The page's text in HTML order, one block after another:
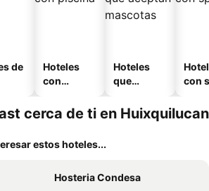
de
Hoteles
con
Hoteles
que
mascotas
con
cerca de ti en Huixquilucan
estos hoteles...
Hosteria Condesa